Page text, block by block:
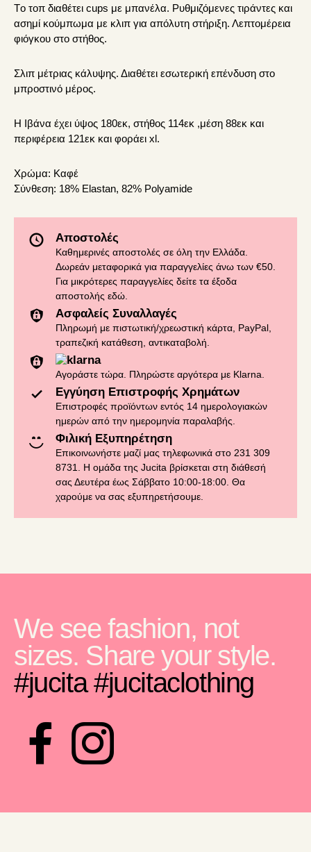
Τo τοπ διαθέτει cups με μπανέλα. Ρυθμιζόμενες τιράντες και
ασημί κούμπωμα με κλιπ για απόλυτη στήριξη. Λεπτομέρεια
φιόγκου στο στήθος.
Σλιπ μέτριας κάλυψης. Διαθέτει εσωτερική επένδυση στο
μπροστινό μέρος.
Η Ιβάνα έχει ύψος 180εκ, στήθος 114εκ ,μέση 88εκ και
περιφέρεια 121εκ και φοράει xl.
Χρώμα: Καφέ
Σύνθεση: 18% Elastan, 82% Polyamide
Αποστολές
Καθημερινές αποστολές σε όλη την Ελλάδα.
Δωρεάν μεταφορικά για παραγγελίες άνω των €50.
Για μικρότερες παραγγελίες δείτε τα έξοδα
αποστολής εδώ
Ασφαλείς Συναλλαγές
Πληρωμή με πιστωτική/χρεωστική κάρτα, PayPal,
τραπεζική κατάθεση, αντικαταβολή.
Αγοράστε τώρα. Πληρώστε αργότερα με Klarna.
Εγγύηση Επιστροφής Χρημάτων
Επιστροφές προϊόντων εντός 14 ημερολογιακών
ημερών από την ημερομηνία παραλαβής.
Φιλική Εξυπηρέτηση
Επικοινωνήστε μαζί μας τηλεφωνικά στο 231 309
8731. Η ομάδα της Jucita βρίσκεται στη διάθεσή
σας Δευτέρα έως Σάββατο 10:00-18:00. Θα
χαρούμε να σας εξυπηρετήσουμε.
We see fashion, not
sizes. Share your style.
#jucita #jucitaclothing